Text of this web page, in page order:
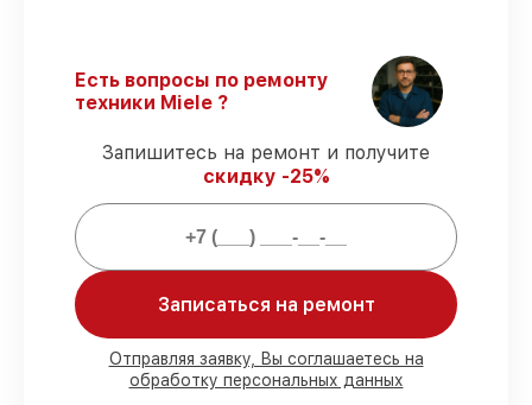
Соблюдение сроков починки–
соблюдаем сроки сервиса духового
шкафа H 6660 BP BRWS, согласованные с
клиентом.
Гарантийное обслуживание
предоставляем официальное
гарантийное сопровождение после
Мы гарантируем:
80%работ в присутствии заказчика
Есть вопросы по ремонту
техники Miele ?
Запишитесь на ремонт и получите
скидку -25%
Записаться на ремонт
Отправляя заявку, Вы соглашаетесь на
обработку персональных данных